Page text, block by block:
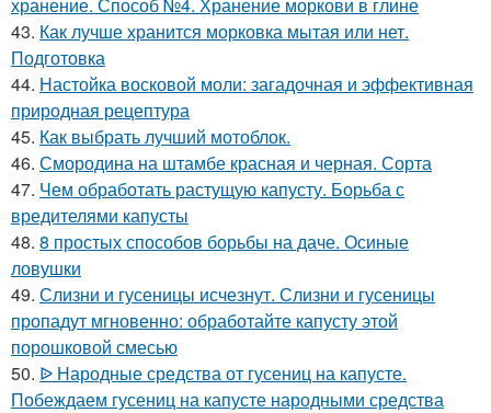
43. Как лучше хранится морковка мытая или нет.
Подготовка
44. Настойка восковой моли: загадочная и эффективная
природная рецептура
45. Как выбрать лучший мотоблок.
46. Смородина на штамбе красная и черная. Сорта
47. Чем обработать растущую капусту. Борьба с
вредителями капусты
48. 8 простых способов борьбы на даче. Осиные
ловушки
49. Слизни и гусеницы исчезнут. Слизни и гусеницы
пропадут мгновенно: обработайте капусту этой
порошковой смесью
50. ᐉ Народные средства от гусениц на капусте.
Побеждаем гусениц на капусте народными средства